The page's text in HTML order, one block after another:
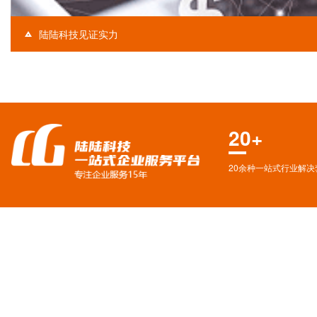
陆陆科技见证实力
20+
20余种一站式行业解决